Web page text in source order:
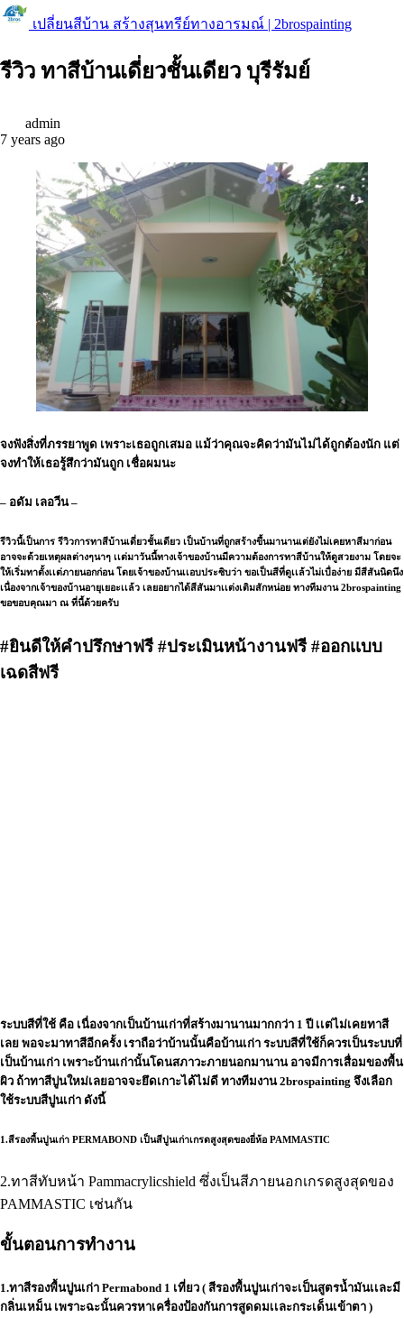
เปลี่ยนสีบ้าน สร้างสุนทรีย์ทางอารมณ์ | 2brospainting
รีวิว ทาสีบ้านเดี่ยวชั้นเดียว บุรีรัมย์
admin
7 years ago
จงฟังสิ่งที่ภรรยาพูด เพราะเธอถูกเสมอ แม้ว่าคุณจะคิดว่ามันไม่ได้ถูกต้องนัก แต่
จงทำให้เธอรู้สึกว่ามันถูก เชื่อผมนะ
– อดัม เลอวีน –
รีวิวนี้เป็นการ รีวิวการทาสีบ้านเดี่ยวชั้นเดียว เป็นบ้านที่ถูกสร้างขึ้นมานานเต่ยังไม่เคยหาสีมาก่อน
อาจจะด้วยเหตุผลต่างๆนาๆ เเต่มาวันนี้ทางเจ้าของบ้านมีความต้องการทาสีบ้านให้ดูสวยงาม โดยจะ
ให้เริ่มทาตั้งเเต่ภายนอกก่อน โดยเจ้าของบ้านเเอบประซิบว่า ขอเป็นสีที่ดูเเล้วไม่เบื่อง่าย มีสีสันนิดนึง
เนื่องจากเจ้าของบ้านอายุเยอะเเล้ว เลยอยากได้สีสันมาเเต่งเติมสักหน่อย ทางทีมงาน 2brospainting
ขอขอบคุณมา ณ ที่นี้ด้วยครับ
#ยินดีให้คำปรึกษาฟรี #ประเมินหน้างานฟรี #ออกเเบบ
เฉดสีฟรี
ระบบสีที่ใช้ คือ เนื่องจากเป็นบ้านเก่าที่สร้างมานานมากกว่า 1 ปี เเต่ไม่เคยทาสี
เลย พอจะมาทาสีอีกครั้ง เราถือว่าบ้านนั้นคือบ้านเก่า ระบบสีที่ใช้ก็ควรเป็นระบบที่
เป็นบ้านเก่า เพราะบ้านเก่านั้นโดนสภาวะภายนอกมานาน อาจมีการเสื่อมของพื้น
ผิว ถ้าทาสีปูนใหม่เลยอาจจะยึดเกาะได้ไม่ดี ทางทีมงาน 2brospainting จึงเลือก
ใช้ระบบสีปูนเก่า ดังนี้
1.สีรองพื้นปูนเก่า PERMABOND เป็นสีปูนเก่าเกรดสูงสุดของยี่ห้อ PAMMASTIC
2.ทาสีทับหน้า Pammacrylicshield ซึ่งเป็นสีภายนอกเกรดสูงสุดของ
PAMMASTIC เช่นกัน
ขั้นตอนการทำงาน
1.ทาสีรองพื้นปูนเก่า Permabond 1 เที่ยว ( สีรองพื้นปูนเก่าจะเป็นสูตรน้ำมันเเละมี
กลิ่นเหม็น เพราะฉะนั้นควรหาเครื่องป้องกันการสูดดมเเละกระเด็นเข้าตา )